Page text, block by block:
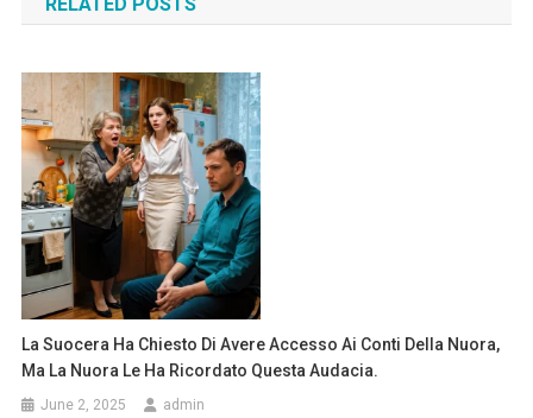
RELATED POSTS
La Suocera Ha Chiesto Di Avere Accesso Ai Conti Della Nuora,
Ma La Nuora Le Ha Ricordato Questa Audacia.
June 2, 2025 admin